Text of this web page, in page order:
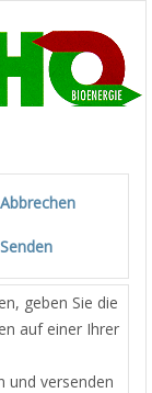
Abbrechen
Senden
geben Sie die
auf einer Ihrer
und versenden